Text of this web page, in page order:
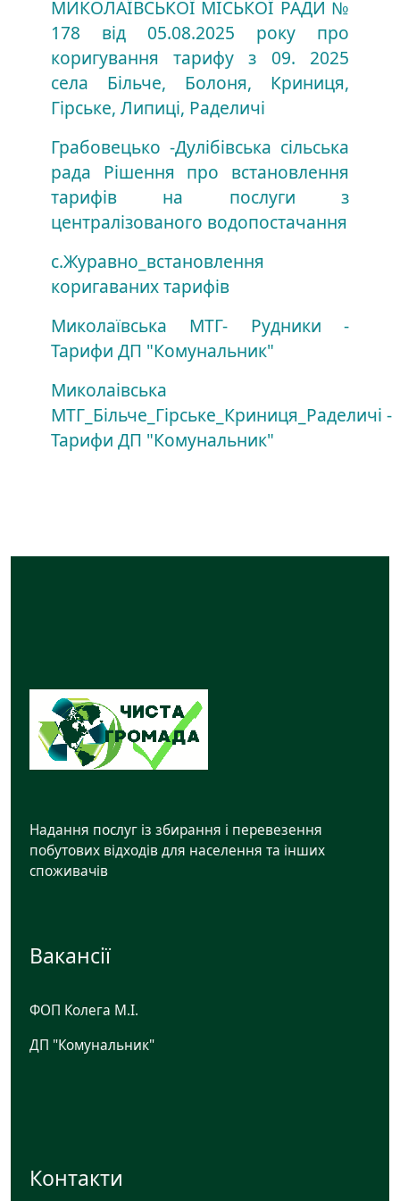
МИКОЛАЇВСЬКОЇ МІСЬКОЇ РАДИ №
178 від 05.08.2025 року про
коригування тарифу з 09. 2025
села Більче, Болоня, Криниця,
Гірське, Липиці, Раделичі
Грабовецько -Дулібівська сільська
рада Рішення про встановлення
тарифів на послуги з
централізованого водопостачання
с.Журавно_встановлення
коригаваних тарифів
Миколаївська МТГ- Рудники -
Тарифи ДП "Комунальник"
Миколаівська
МТГ_Більче_Гірське_Криниця_Раделичі -
Тарифи ДП "Комунальник"
Надання послуг із збирання і перевезення
побутових відходів для населення та інших
споживачів
Вакансії
ФОП Колега М.І.
ДП "Комунальник"
Контакти